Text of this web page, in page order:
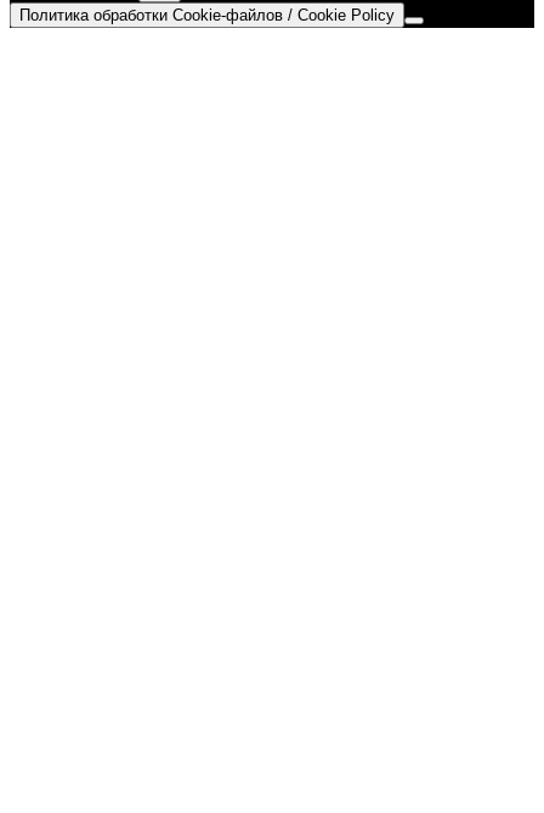
Политика обработки Cookie-файлов / Cookie Policy